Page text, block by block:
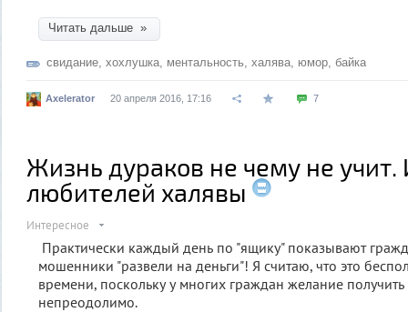
Читать дальше »
свидание, хохлушка, ментальность, халява, юмор, байка
Axelerator 20 апреля 2016, 17:16 7
Жизнь дураков не чему не учит.
любителей халявы
Интересное
Практически каждый день по "ящику" показывают
мошенники "развели на деньги"! Я считаю, что это
времени, поскольку у многих граждан желание получить
непреодолимо.